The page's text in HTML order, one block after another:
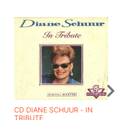
CD DIANE SCHUUR - IN
TRIBUTE